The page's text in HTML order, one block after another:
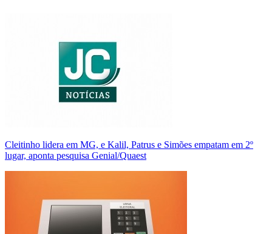
Cleitinho lidera em MG, e Kalil, Patrus e Simões empatam em 2º
lugar, aponta pesquisa Genial/Quaest